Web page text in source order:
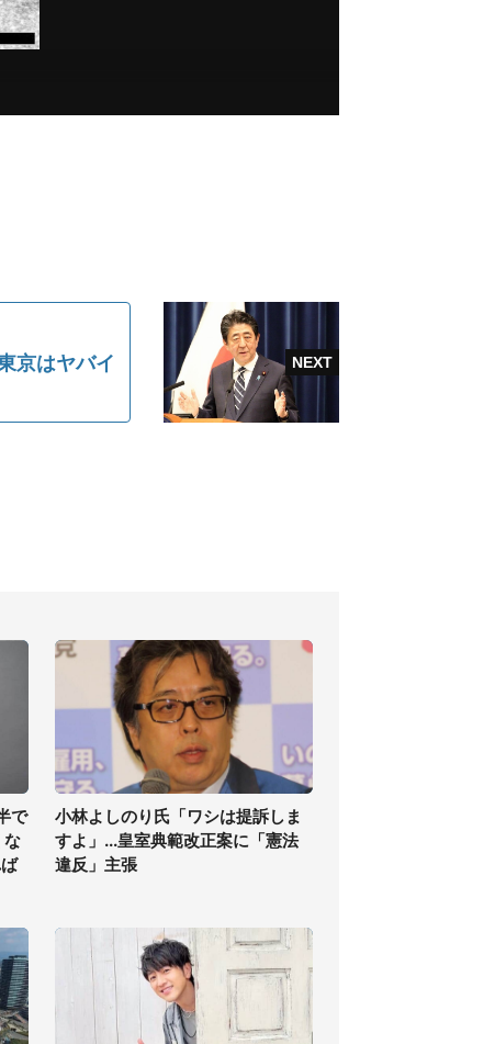
京はヤバイ
で
な
小林よしのり氏「ワシは提訴しま
すよ」...皇室典範改正案に「憲法
違反」主張